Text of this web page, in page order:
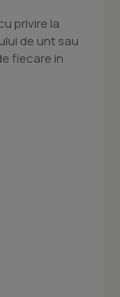
privire la
de unt sau
fiecare in